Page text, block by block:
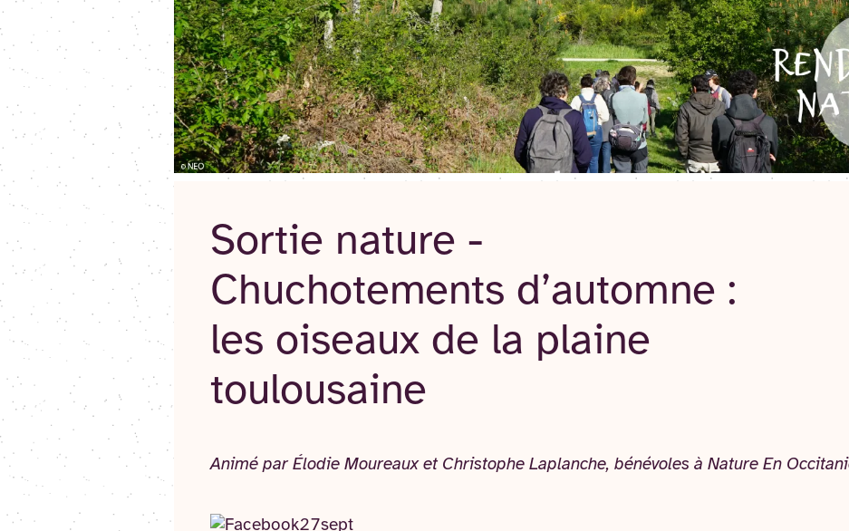
Sortie nature -
Chuchotements d’automne :
les oiseaux de la plaine
toulousaine
Animé par Élodie Moureaux et Christophe Laplanche, bénévoles à Nature En